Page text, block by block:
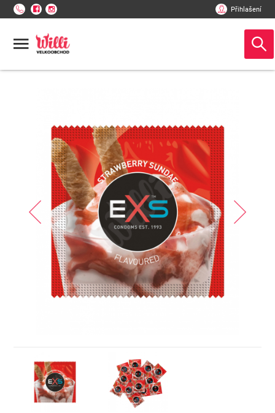
Přihlašení